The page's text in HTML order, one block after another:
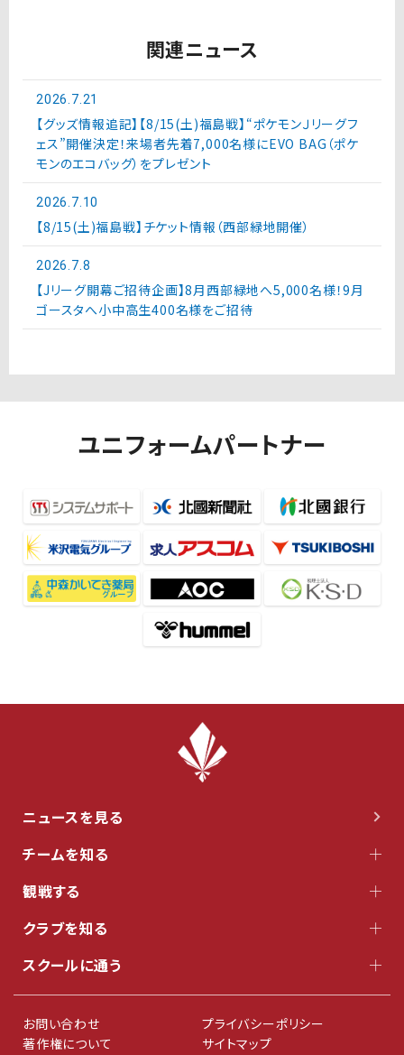
関連ニュース
2026.7.21
【グッズ情報追記】【8/15(土)福島戦】“ポケモンＪリーグフ
ェス”開催決定！来場者先着7,000名様にEVO BAG（ポケ
モンのエコバッグ）をプレゼント
2026.7.10
【8/15(土)福島戦】チケット情報（西部緑地開催）
2026.7.8
【Jリーグ開幕ご招待企画】8月西部緑地へ5,000名様！9月
ゴースタへ小中高生400名様をご招待
ユニフォームパートナー
ニュースを見る
チームを知る
観戦する
クラブを知る
スクールに通う
お問い合わせ
プライバシーポリシー
著作権について
サイトマップ